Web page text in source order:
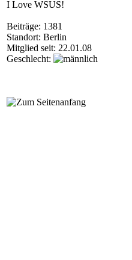
I Love WSUS!
Beiträge: 1381
Standort: Berlin
Mitglied seit: 22.01.08
Geschlecht: